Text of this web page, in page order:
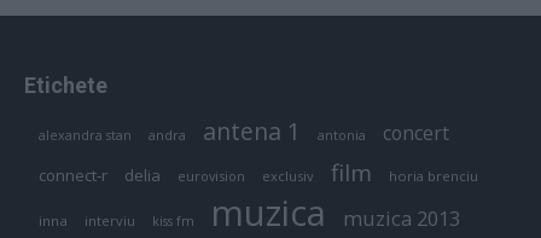
Etichete
alexandra stan andra antena 1 antonia concert
connect-r delia eurovision exclusiv film horia brenciu
inna interviu kiss fm muzica muzica 2013